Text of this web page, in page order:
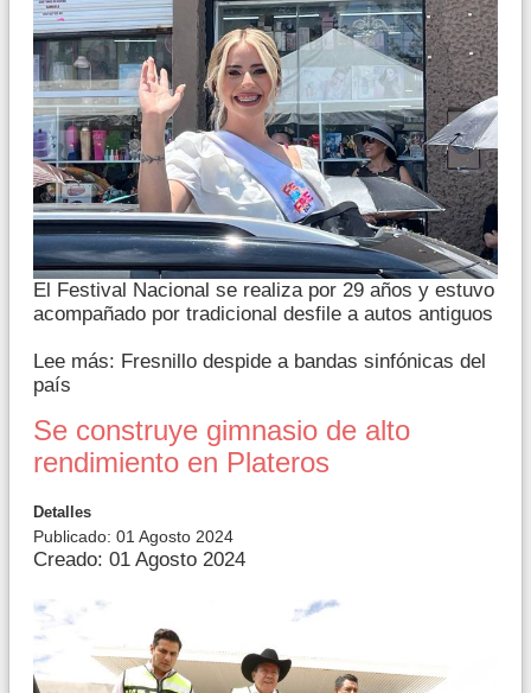
El Festival Nacional se realiza por 29 años y estuvo
acompañado por tradicional desfile a autos antiguos
Lee más: Fresnillo despide a bandas sinfónicas del
país
Se construye gimnasio de alto
rendimiento en Plateros
Detalles
Publicado: 01 Agosto 2024
Creado: 01 Agosto 2024